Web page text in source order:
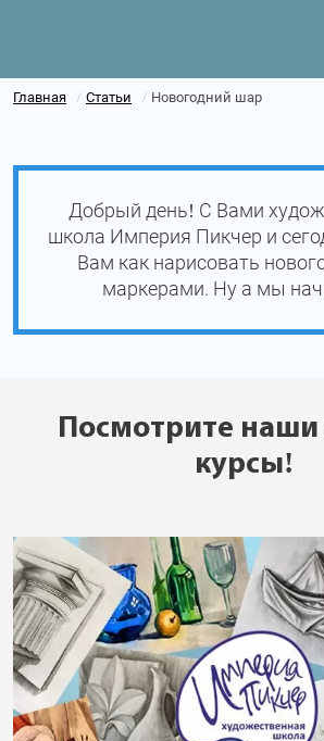
Главная / Статьи / Новогодний шар
Добрый день! С Вами
школа Империя Пикчер и
Вам как нарисовать
маркерами. Ну а мы
Посмотрите наши
курсы!